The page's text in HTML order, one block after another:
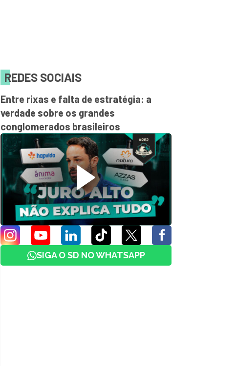
REDES SOCIAIS
Entre rixas e falta de estratégia: a
verdade sobre os grandes
conglomerados brasileiros
SIGA O SD NO WHATSAPP